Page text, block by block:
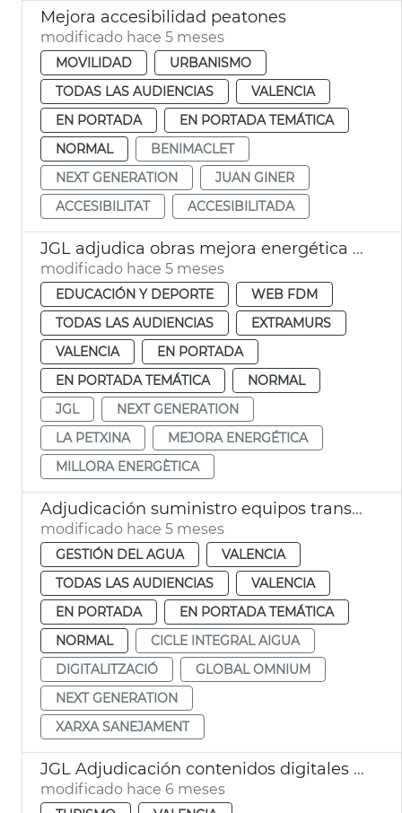
Mejora accesibilidad peatones
modificado hace 5 meses
MOVILIDAD
URBANISMO
TODAS LAS AUDIENCIAS
VALENCIA
EN PORTADA
EN PORTADA TEMÁTICA
NORMAL
BENIMACLET
NEXT GENERATION
JUAN GINER
ACCESIBILITAT
ACCESIBILITADA
JGL adjudica obras mejora energética centro deportivo la Petxina València
modificado hace 5 meses
EDUCACIÓN Y DEPORTE
WEB FDM
TODAS LAS AUDIENCIAS
EXTRAMURS
VALENCIA
EN PORTADA
EN PORTADA TEMÁTICA
NORMAL
JGL
NEXT GENERATION
LA PETXINA
MEJORA ENERGÉTICA
MILLORA ENERGÈTICA
Adjudicación suministro equipos transmisión digitalización ciclo del agua
modificado hace 5 meses
GESTIÓN DEL AGUA
VALENCIA
TODAS LAS AUDIENCIAS
VALENCIA
EN PORTADA
EN PORTADA TEMÁTICA
NORMAL
CICLE INTEGRAL AIGUA
DIGITALITZACIÓ
GLOBAL OMNIUM
NEXT GENERATION
XARXA SANEJAMENT
JGL Adjudicación contenidos digitales exposición del Santo Cáliz València
modificado hace 6 meses